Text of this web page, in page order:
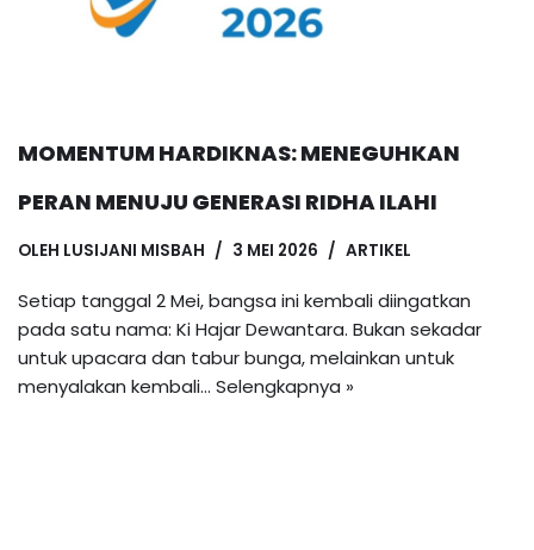
MOMENTUM HARDIKNAS: MENEGUHKAN
PERAN MENUJU GENERASI RIDHA ILAHI
OLEH LUSIJANI MISBAH 3 MEI 2026 ARTIKEL
Setiap tanggal 2 Mei, bangsa ini kembali diingatkan
pada satu nama: Ki Hajar Dewantara. Bukan sekadar
untuk upacara dan tabur bunga, melainkan untuk
menyalakan kembali… Selengkapnya »